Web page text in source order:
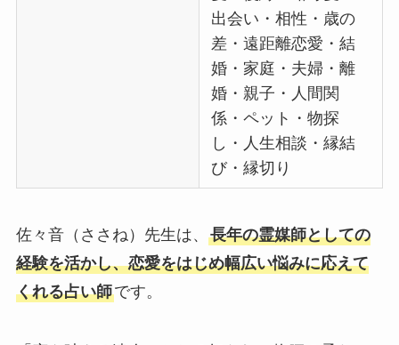
出会い・相性・歳の
差・遠距離恋愛・結
婚・家庭・夫婦・離
婚・親子・人間関
係・ペット・物探
し・人生相談・縁結
び・縁切り
佐々音（ささね）先生は、 長年の霊媒師としての
経験を活かし、恋愛をはじめ幅広い悩みに応えて
くれる占い師です。